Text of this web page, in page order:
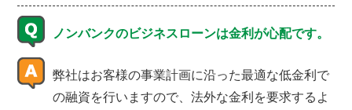
ノンバンクのビジネスローンは金利が心配です。
弊社はお客様の事業計画に沿った最適な低金利で
の融資を行いますので、法外な金利を要求するよ